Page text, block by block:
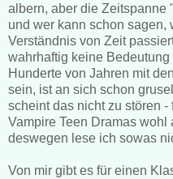
albern, aber die Zeitspanne
und wer kann schon sagen,
Verständnis von Zeit
wahrhaftig keine Bedeutung
Hunderte von Jahren mit
sein, ist an sich schon
scheint das nicht zu stören -
Vampire Teen Dramas wohl
deswegen lese ich sowas
Von mir gibt es für einen